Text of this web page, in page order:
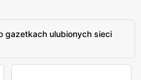
gazetkach ulubionych sieci